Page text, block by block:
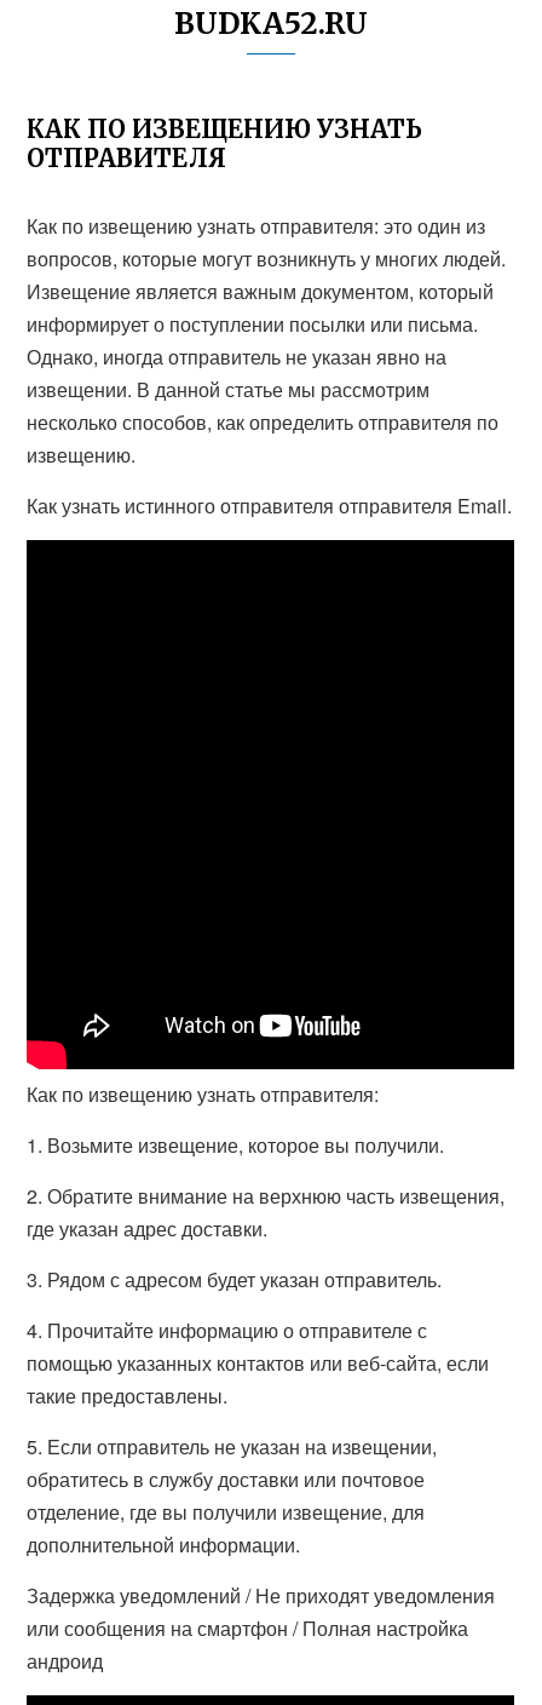
BUDKA52.RU
КАК ПО ИЗВЕЩЕНИЮ УЗНАТЬ
ОТПРАВИТЕЛЯ
Как по извещению узнать отправителя: это один из
вопросов, которые могут возникнуть у многих людей.
Извещение является важным документом, который
информирует о поступлении посылки или письма.
Однако, иногда отправитель не указан явно на
извещении. В данной статье мы рассмотрим
несколько способов, как определить отправителя по
извещению.
Как узнать истинного отправителя отправителя Email.
Как по извещению узнать отправителя:
1. Возьмите извещение, которое вы получили.
2. Обратите внимание на верхнюю часть извещения,
где указан адрес доставки.
3. Рядом с адресом будет указан отправитель.
4. Прочитайте информацию о отправителе с
помощью указанных контактов или веб-сайта, если
такие предоставлены.
5. Если отправитель не указан на извещении,
обратитесь в службу доставки или почтовое
отделение, где вы получили извещение, для
дополнительной информации.
Задержка уведомлений / Не приходят уведомления
или сообщения на смартфон / Полная настройка
андроид